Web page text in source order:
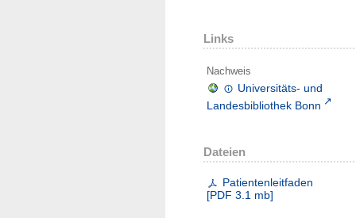
Links
Nachweis
Universitäts- und
Landesbibliothek Bonn
Dateien
Patientenleitfaden
[PDF 3.1 mb]